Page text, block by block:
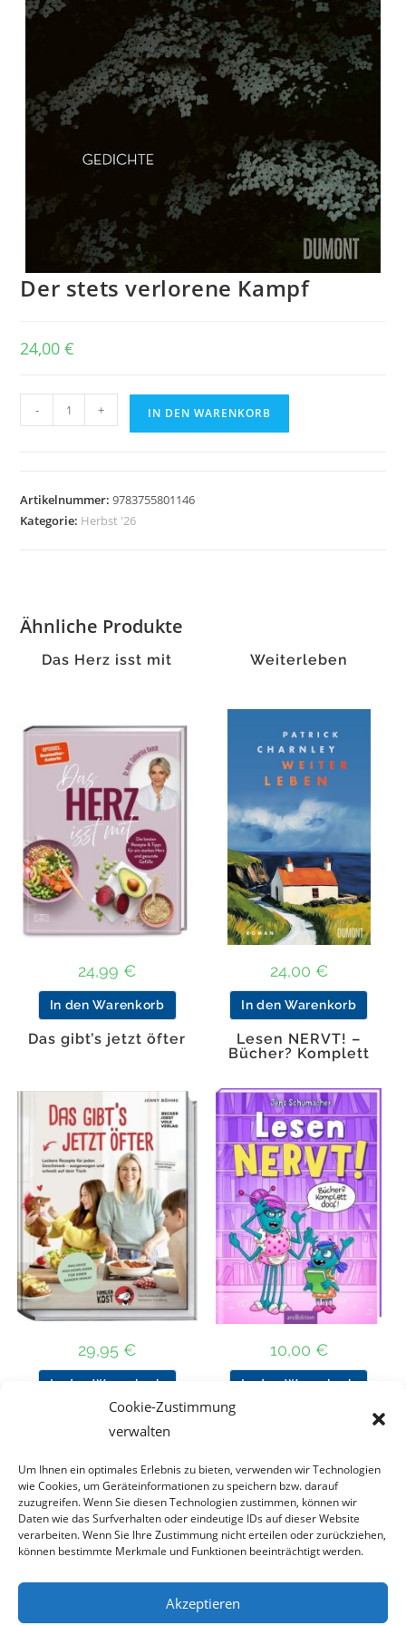
Cookie-Zustimmung
verwalten
Um Ihnen ein optimales Erlebnis zu bieten, verwenden wir Technologien
wie Cookies, um Geräteinformationen zu speichern bzw. darauf
zuzugreifen. Wenn Sie diesen Technologien zustimmen, können wir
Daten wie das Surfverhalten oder eindeutige IDs auf dieser Website
verarbeiten. Wenn Sie Ihre Zustimmung nicht erteilen oder zurückziehen,
können bestimmte Merkmale und Funktionen beeinträchtigt werden.
Akzeptieren
Der stets verlorene Kampf
24,00€
stets
Menge
- + IN DEN WARENKORB
Artikelnummer:9783755801146
Kategorie: Herbst '26
Ähnliche Produkte
Das Herz isst mit
24,99 €
In den Warenkorb
Weiterleben
24,00 €
In den Warenkorb
Das gibt’s jetzt öfter
29,95 €
In den Warenkorb
Lesen NERVT! –
Bücher? Komplett
doof! (Lesen nervt! 5)
10,00 €
In den Warenkorb
Nach Preis filtern
Kategorie
auswählen